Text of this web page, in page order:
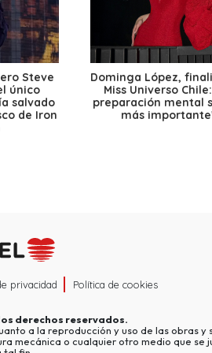
Steve
único
salvado
de Iron
Dominga López,
Miss Universo
preparación mental
más
privacidad Política de cookies
derechos reservados.
a la reproducción y uso de las obras y
mecánica o cualquier otro medio que se